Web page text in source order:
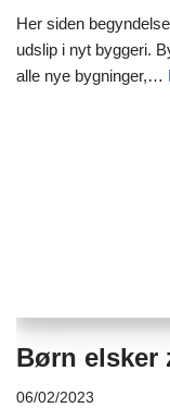
Her siden
udslip i nyt byggeri.
alle nye bygninger,…
Børn elsker
06/02/2023